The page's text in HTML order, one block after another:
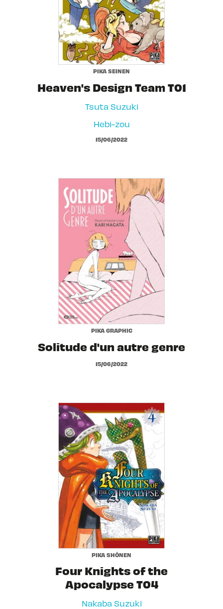
PIKA SEINEN
Heaven's Design Team T01
Tsuta Suzuki
Hebi-zou
15/06/2022
PIKA GRAPHIC
Solitude d'un autre genre
15/06/2022
PIKA SHÔNEN
Four Knights of the
Apocalypse T04
Nakaba Suzuki